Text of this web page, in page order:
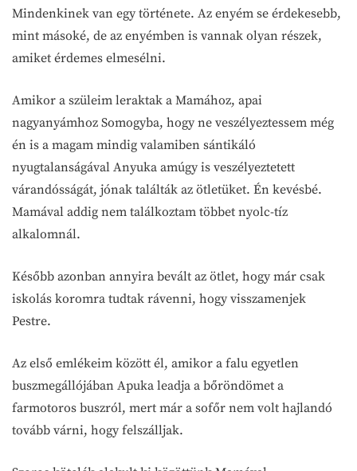
Mindenkinek van egy története. Az enyém se érdekesebb,
mint másoké, de az enyémben is vannak olyan részek,
amiket érdemes elmesélni.
Amikor a szüleim leraktak a Mamához, apai
nagyanyámhoz Somogyba, hogy ne veszélyeztessem még
én is a magam mindig valamiben sántikáló
nyugtalanságával Anyuka amúgy is veszélyeztetett
várandósságát, jónak találták az ötletüket. Én kevésbé.
Mamával addig nem találkoztam többet nyolc-tíz
alkalomnál.
Később azonban annyira bevált az ötlet, hogy már csak
iskolás koromra tudtak rávenni, hogy visszamenjek
Pestre.
Az első emlékeim között él, amikor a falu egyetlen
buszmegállójában Apuka leadja a bőröndömet a
farmotoros buszról, mert már a sofőr nem volt hajlandó
tovább várni, hogy felszálljak.